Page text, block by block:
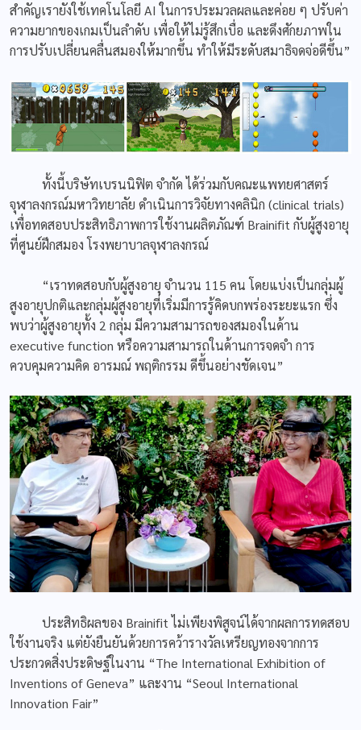
สำคัญเรายังใช้เทคโนโลยี AI ในการประมวลผลและค่อย ๆ ปรับค่า
ความยากของเกมเป็นลำดับ เพื่อให้ไม่รู้สึกเบื่อ และดึงศักยภาพใน
การปรับเปลี่ยนคลื่นสมองให้มากขึ้น ทำให้มีระดับสมาธิจดจ่อดีขึ้น”
ทั้งนี้บริษัทเบรนนิฟิต จำกัด ได้ร่วมกับคณะแพทยศาสตร์
จุฬาลงกรณ์มหาวิทยาลัย ดำเนินการวิจัยทางคลินิก (clinical trials)
เพื่อทดสอบประสิทธิภาพการใช้งานผลิตภัณฑ์ Brainifit กับผู้สูงอายุ
ที่ศูนย์ฝึกสมอง โรงพยาบาลจุฬาลงกรณ์
“เราทดสอบกับผู้สูงอายุ จำนวน 115 คน โดยแบ่งเป็นกลุ่มผู้
สูงอายุปกติและกลุ่มผู้สูงอายุที่เริ่มมีการรู้คิดบกพร่องระยะแรก ซึ่ง
พบว่าผู้สูงอายุทั้ง 2 กลุ่ม มีความสามารถของสมองในด้าน
executive function หรือความสามารถในด้านการจดจำ การ
ควบคุมความคิด อารมณ์ พฤติกรรม ดีขึ้นอย่างชัดเจน”
ประสิทธิผลของ Brainifit ไม่เพียงพิสูจน์ได้จากผลการทดสอบ
ใช้งานจริง แต่ยังยืนยันด้วยการคว้ารางวัลเหรียญทองจากการ
ประกวดสิ่งประดิษฐ์ในงาน “The International Exhibition of
Inventions of Geneva” และงาน “Seoul International
Innovation Fair”